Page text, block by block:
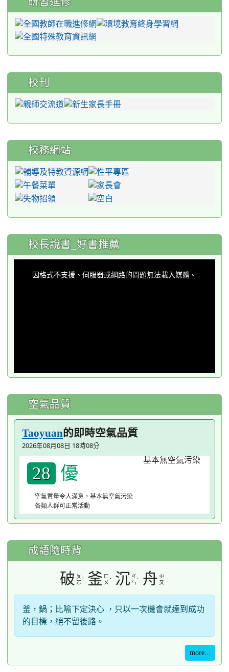
校刊
校務網站
:::
校長說書_好書推薦
因格式不支援、伺服器或網路的問題無法載入媒體。
空氣品質
Taoyuan的即時空氣品質
2026年08月08日 18時08分
28 優
空氣質量令人滿意，基本無空氣污染
各類人群可正常活動
成語隨時背
破 ㄆ
ㄛˋ 釜 ㄈ
ㄨˇ 沉 ㄔ
ㄣ ˊ 舟 ㄓ
ㄡ
釜，鍋；比喻下定決心 ，只以一次機會就達到成功
的目標，絕不留後路。
more...